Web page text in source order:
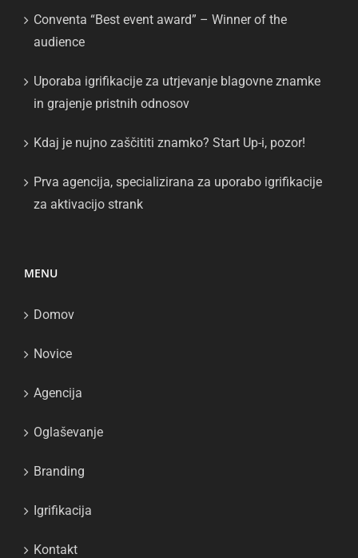
Conventa “Best event award” – Winner of the
audience
Uporaba igrifikacije za utrjevanje blagovne znamke
in grajenje pristnih odnosov
Kdaj je nujno zaščititi znamko? Start Up-i, pozor!
Prva agencija, specializirana za uporabo igrifikacije
za aktivacijo strank
MENU
Domov
Novice
Agencija
Oglaševanje
Branding
Igrifikacija
Kontakt